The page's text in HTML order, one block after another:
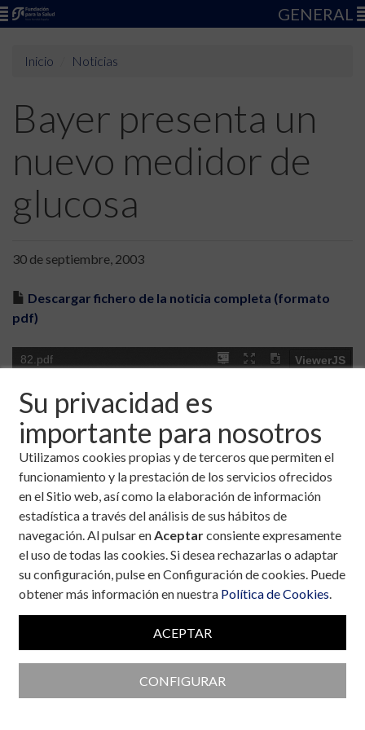
Su privacidad es
importante para nosotros
Utilizamos cookies propias y de terceros que permiten el
funcionamiento y la prestación de los servicios ofrecidos
en el Sitio web, así como la elaboración de información
estadística a través del análisis de sus hábitos de
navegación. Al pulsar enAceptarconsiente expresamente
el uso de todas las cookies. Si desea rechazarlas o adaptar
su configuración, pulse en Configuración de cookies. Puede
obtener más información en nuestra Política de Cookies.
ACEPTAR
CONFIGURAR
GENERAL
Inicio Noticias
Bayer presenta un
nuevo medidor de
glucosa
30 de septiembre, 2003
Descargar fichero de la noticia completa (formato
pdf)
Colaboran con la Fundación